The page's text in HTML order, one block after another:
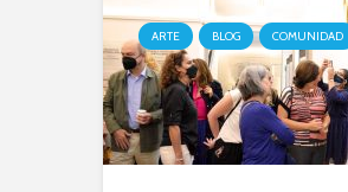
ARTE BLOG COMUNIDAD